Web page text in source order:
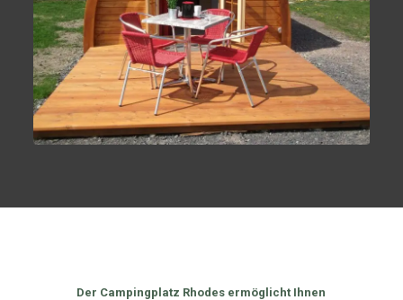
Der Campingplatz Rhodes ermöglicht Ihnen